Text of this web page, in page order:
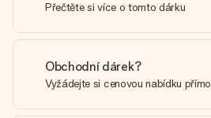
Přečtěte si více o tomto dárku
Obchodní dárek?
Vyžádejte si cenovou nabídku přímo